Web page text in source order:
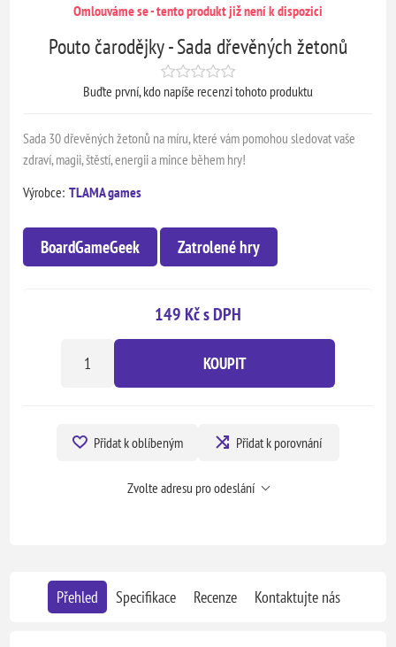
Omlouváme se - tento produkt již není k dispozici
Pouto čarodějky - Sada dřevěných žetonů
Buďte první, kdo napíše recenzi tohoto produktu
Sada 30 dřevěných žetonů na míru, které vám pomohou sledovat vaše
zdraví, magii, štěstí, energii a mince během hry!
Výrobce: TLAMA games
BoardGameGeek Zatrolené hry
149 Kč s DPH
KOUPIT
Přidat k oblíbeným Přidat k porovnání
Zvolte adresu pro odeslání
Přehled Specifikace Recenze Kontaktujte nás